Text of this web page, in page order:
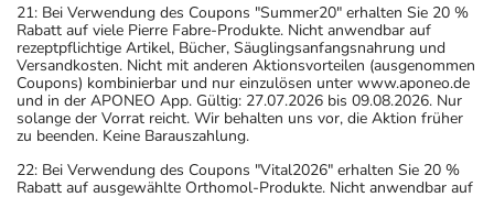
21: Bei Verwendung des Coupons "Summer20" erhalten Sie 20 %
Rabatt auf viele Pierre Fabre-Produkte. Nicht anwendbar auf
rezeptpflichtige Artikel, Bücher, Säuglingsanfangsnahrung und
Versandkosten. Nicht mit anderen Aktionsvorteilen (ausgenommen
Coupons) kombinierbar und nur einzulösen unter www.aponeo.de
und in der APONEO App. Gültig: 27.07.2026 bis 09.08.2026. Nur
solange der Vorrat reicht. Wir behalten uns vor, die Aktion früher
zu beenden. Keine Barauszahlung.
22: Bei Verwendung des Coupons "Vital2026" erhalten Sie 20 %
Rabatt auf ausgewählte Orthomol-Produkte. Nicht anwendbar auf